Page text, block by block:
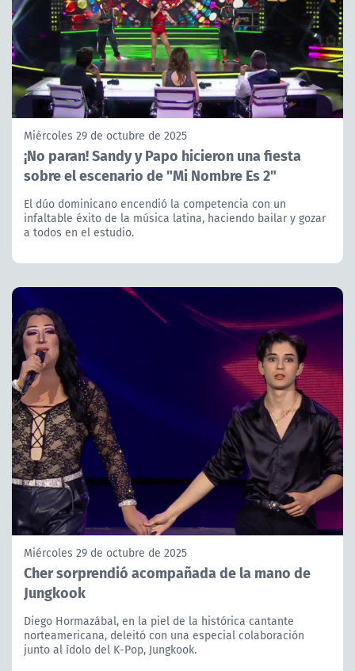
Miércoles 29 de octubre de 2025
¡No paran! Sandy y Papo hicieron una fiesta
sobre el escenario de "Mi Nombre Es 2"
El dúo dominicano encendió la competencia con un
infaltable éxito de la música latina, haciendo bailar y gozar
a todos en el estudio.
Miércoles 29 de octubre de 2025
Cher sorprendió acompañada de la mano de
Jungkook
Diego Hormazábal, en la piel de la histórica cantante
norteamericana, deleitó con una especial colaboración
junto al ídolo del K-Pop, Jungkook.